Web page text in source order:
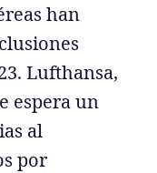
han
Lufthansa,
espera un
al
por